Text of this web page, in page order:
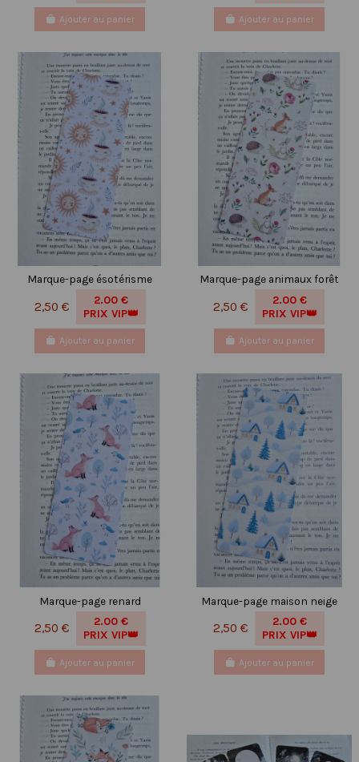
Ajouter au panier Ajouter au panier
Marque-page ésotérisme
2,50 €
2.00 €
PRIX VIP👑
Ajouter au panier
Marque-page animaux forêt
2,50 €
2.00 €
PRIX VIP👑
Ajouter au panier
Marque-page renard
2,50 €
2.00 €
PRIX VIP👑
Ajouter au panier
Marque-page maison neige
2,50 €
2.00 €
PRIX VIP👑
Ajouter au panier